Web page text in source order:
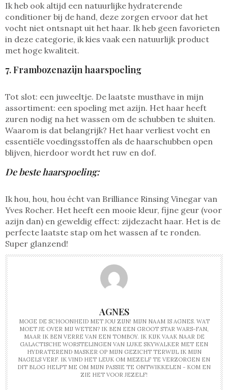
Ik heb ook altijd een natuurlijke hydraterende
conditioner bij de hand, deze zorgen ervoor dat het
vocht niet ontsnapt uit het haar. Ik heb geen favorieten
in deze categorie, ik kies vaak een natuurlijk product
met hoge kwaliteit.
7. Frambozenazijn haarspoeling
Tot slot: een juweeltje. De laatste musthave in mijn
assortiment: een spoeling met azijn. Het haar heeft
zuren nodig na het wassen om de schubben te sluiten.
Waarom is dat belangrijk? Het haar verliest vocht en
essentiële voedingsstoffen als de haarschubben open
blijven, hierdoor wordt het ruw en dof.
De beste haarspoeling:
Ik hou, hou, hou écht van Brilliance Rinsing Vinegar van
Yves Rocher. Het heeft een mooie kleur, fijne geur (voor
azijn dan) en geweldig effect: zijdezacht haar. Het is de
perfecte laatste stap om het wassen af te ronden.
Super glanzend!
AGNES
MOGE DE SCHOONHEID MET JOU ZIJN! MIJN NAAM IS AGNES. WAT
MOET JE OVER MIJ WETEN? IK BEN EEN GROOT STAR WARS-FAN,
MAAR IK BEN VERRE VAN EEN TOMBOY. IK KIJK VAAK NAAR DE
GALACTISCHE WORSTELINGEN VAN LUKE SKYWALKER MET EEN
HYDRATEREND MASKER OP MIJN GEZICHT TERWIJL IK MIJN
NAGELS VERF. IK VIND HET LEUK OM MEZELF TE VERZORGEN EN
DIT BLOG HELPT ME OM MIJN PASSIE TE ONTWIKKELEN - KOM EN
ZIE HET VOOR JEZELF!